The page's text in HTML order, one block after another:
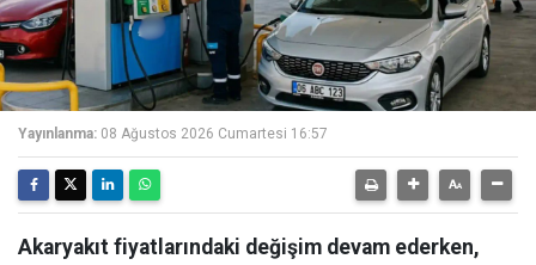
Yayınlanma: 08 Ağustos 2026 Cumartesi 16:57
Akaryakıt fiyatlarındaki değişim devam ederken,